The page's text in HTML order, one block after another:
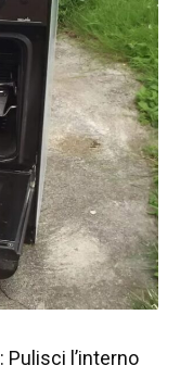
: Pulisci l’interno